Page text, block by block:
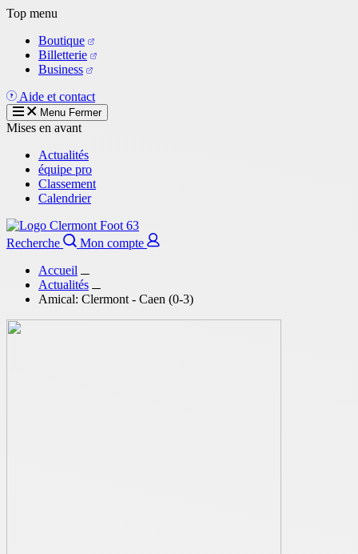
Aller
contenu
principal
Top menu
Boutique
Billetterie
Business
Aide et contact
Menu Fermer
Mises en avant
Actualités
équipe pro
Classement
Calendrier
Recherche
Mon compte
Accueil
Actualités
Amical: Clermont - Caen (0-3)